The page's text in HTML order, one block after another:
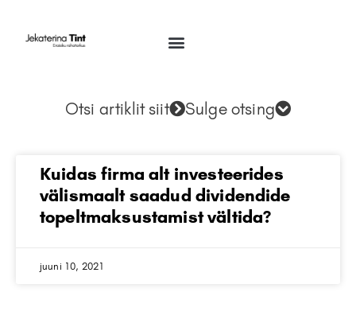
Otsi artiklit siit Sulge otsing
Kuidas firma alt investeerides
välismaalt saadud dividendide
topeltmaksustamist vältida?
juuni 10, 2021